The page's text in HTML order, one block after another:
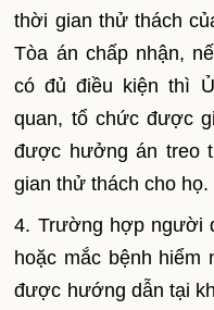
thời gian thử thách
Tòa án chấp nhận,
có đủ điều kiện thì Ủ
quan, tổ chức được
được hưởng án treo
gian thử thách cho họ.
4. Trường hợp người
hoặc mắc bệnh hiểm
được hướng dẫn tại